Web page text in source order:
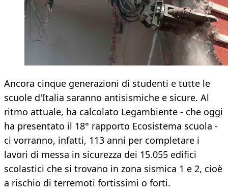
Ancora cinque generazioni di studenti e tutte le
scuole d'Italia saranno antisismiche e sicure. Al
ritmo attuale, ha calcolato Legambiente - che oggi
ha presentato il 18° rapporto Ecosistema scuola -
ci vorranno, infatti, 113 anni per completare i
lavori di messa in sicurezza dei 15.055 edifici
scolastici che si trovano in zona sismica 1 e 2, cioè
a rischio di terremoti fortissimi o forti.